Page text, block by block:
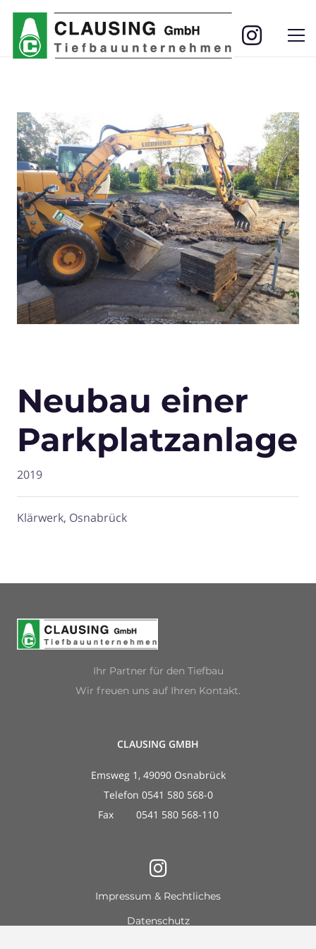
Neubau einer
Parkplatzanlage
2019
Klärwerk, Osnabrück
Ihr Partner für den Tiefbau
Wir freuen uns auf Ihren Kontakt.
CLAUSING GMBH
Emsweg 1, 49090 Osnabrück
Telefon 0541 580 568-0
Fax 0541 580 568-110
Impressum & Rechtliches
Datenschutz